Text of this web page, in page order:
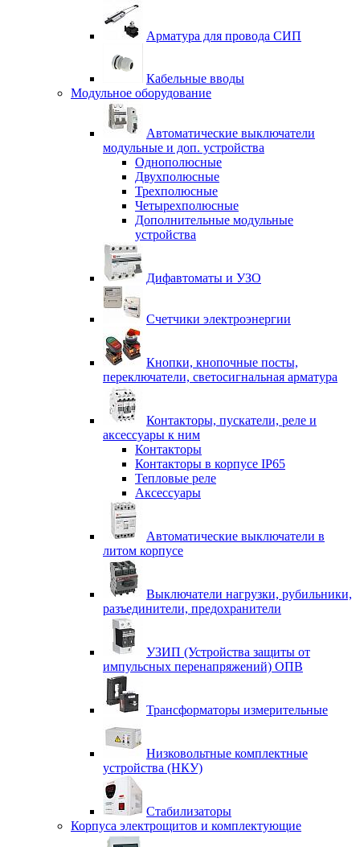
Арматура для провода СИП
Кабельные вводы
Модульное оборудование
Автоматические выключатели
модульные и доп. устройства
Однополюсные
Двухполюсные
Трехполюсные
Четырехполюсные
Дополнительные модульные
устройства
Дифавтоматы и УЗО
Счетчики электроэнергии
Кнопки, кнопочные посты,
переключатели, светосигнальная арматура
Контакторы, пускатели, реле и
аксессуары к ним
Контакторы
Контакторы в корпусе IP65
Тепловые реле
Аксессуары
Автоматические выключатели в
литом корпусе
Выключатели нагрузки, рубильники,
разъединители, предохранители
УЗИП (Устройства защиты от
импульсных перенапряжений) ОПВ
Трансформаторы измерительные
Низковольтные комплектные
устройства (НКУ)
Стабилизаторы
Корпуса электрощитов и комплектующие